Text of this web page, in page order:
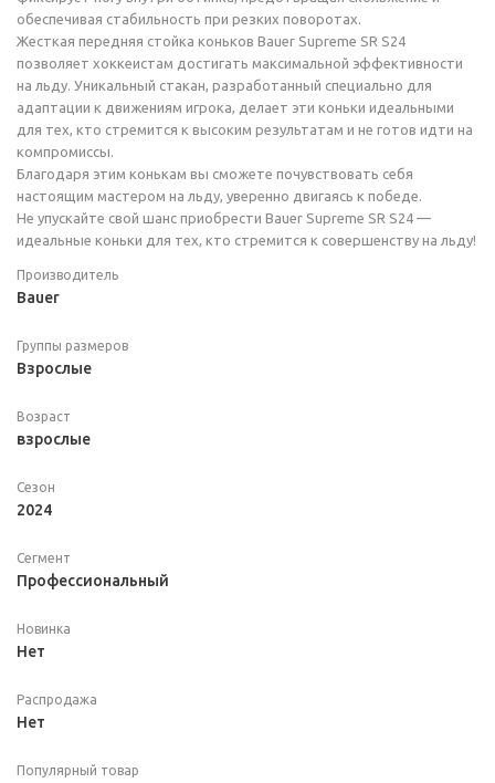
обеспечивая стабильность при резких поворотах.
Жесткая передняя стойка коньков Bauer Supreme SR S24
позволяет хоккеистам достигать максимальной эффективности
на льду. Уникальный стакан, разработанный специально для
адаптации к движениям игрока, делает эти коньки идеальными
для тех, кто стремится к высоким результатам и не готов идти на
компромиссы.
Благодаря этим конькам вы сможете почувствовать себя
настоящим мастером на льду, уверенно двигаясь к победе.
Не упускайте свой шанс приобрести Bauer Supreme SR S24 —
идеальные коньки для тех, кто стремится к совершенству на льду!
Производитель
Bauer
Группы размеров
Взрослые
Возраст
взрослые
Сезон
2024
Сегмент
Профессиональный
Новинка
Нет
Распродажа
Нет
Популярный товар